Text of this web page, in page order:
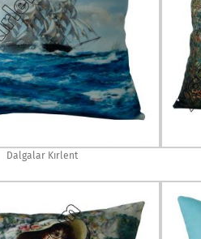
Dalgalar Kırlent